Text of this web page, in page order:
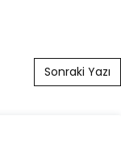
Sonraki Yazı